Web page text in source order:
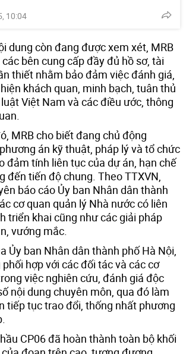
10:04
dung còn đang được xem xét, MRB
bên cung cấp đầy đủ hồ sơ, tài
thiết nhằm bảo đảm việc đánh giá,
khách quan, minh bạch, tuân thủ
Việt Nam và các điều ước, thông
MRB cho biết đang chủ động
án kỹ thuật, pháp lý và tổ chức
đảm tính liên tục của dự án, hạn chế
đến tiến độ chung. Theo TTXVN,
báo cáo Ủy ban Nhân dân thành
cơ quan quản lý Nhà nước có liên
triển khai cũng như các giải pháp
vướng mắc.
Ủy ban Nhân dân thành phố Hà Nội,
hợp với các đối tác và các cơ
việc nghiên cứu, đánh giá độc
nội dung chuyên môn, qua đó làm
tiếp tục trao đổi, thống nhất phương
CP06 đã hoàn thành toàn bộ khối